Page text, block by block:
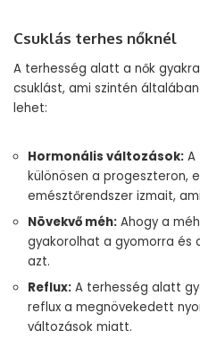
Csuklás terhes nőknél
A terhesség alatt a nők
csuklást, ami szintén
lehet:
Hormonális változások: A
különösen a progeszteron,
emésztőrendszer izmait,
Növekvő méh: Ahogy a
gyakorolhat a gyomorra és
azt.
Reflux: A terhesség alatt
reflux a megnövekedett
változások miatt.